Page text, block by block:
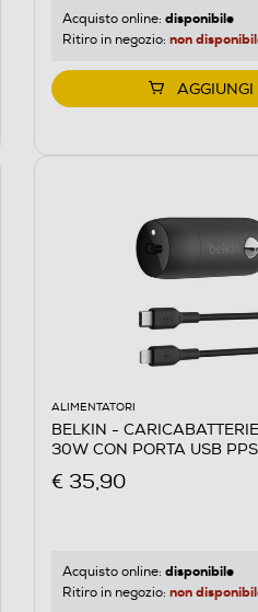
Acquisto online: disponibile
Ritiro in negozio: non
AGGIUNGI
ALIMENTATORI
BELKIN -
30W CON PORTA USB
€ 35,90
Acquisto online: disponibile
Ritiro in negozio: non